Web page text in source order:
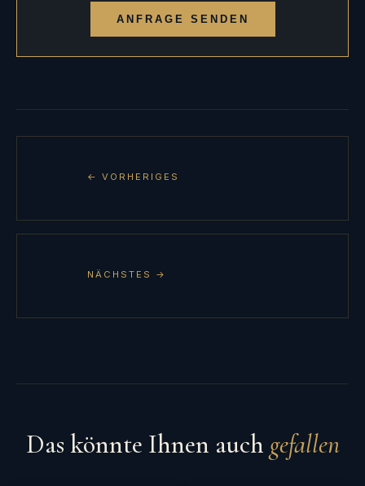
ANFRAGE SENDEN
← VORHERIGES
NÄCHSTES →
Das könnte Ihnen auch gefallen